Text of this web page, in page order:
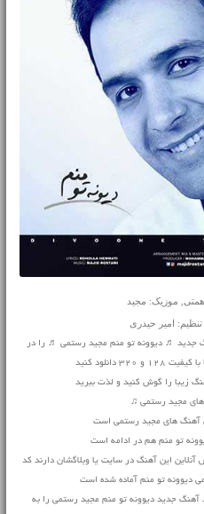
همتی, موزیک: مجید
امیر حیدری
جدید ♬ دیوونه تو منم مجید رستمی ♬ را در
دانلود کنید
زیبا را گوش کنید و لذت ببرید
های مجید رستمی ♫
آهنگ های مجید رستمی است
تو منم هم در ادامه است
این آهنگ در سایت یا وبلاگشان دارند کد
دیوونه تو منم آماده شده است
آهنگ جدید دیوونه تو منم مجید رستمی را به